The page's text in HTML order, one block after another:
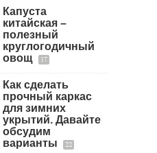
Капуста
китайская –
полезный
круглогодичный
овощ
17
Как сделать
прочный каркас
для зимних
укрытий. Давайте
обсудим
варианты
22